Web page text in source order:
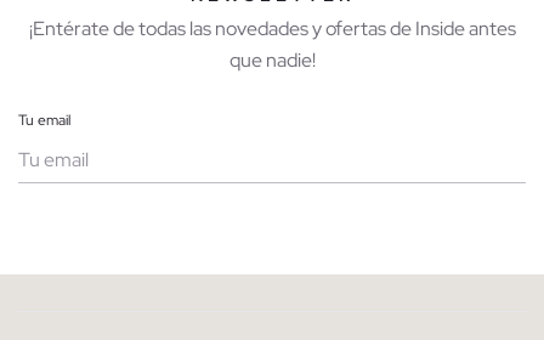
¡Entérate de todas las novedades y ofertas de Inside antes
que nadie!
Tu email